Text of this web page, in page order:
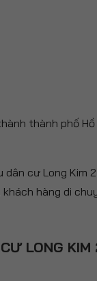
thành phố Hồ
cư Long Kim
hàng di
LONG KIM